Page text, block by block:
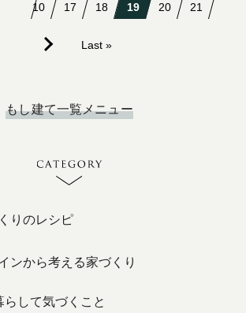
10 17 18 19 20 21
Last »
もし建て一覧メニュー
りのレシピ
ンから考える家づくり
らして気づくこと